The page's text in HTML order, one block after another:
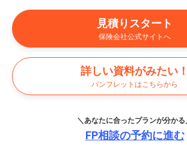
見積りスタート
保険会社公式サイトへ
詳しい資料がみたい！
パンフレットはこちらから
＼あなたに合ったプランが分かる
FP相談の予約に進む